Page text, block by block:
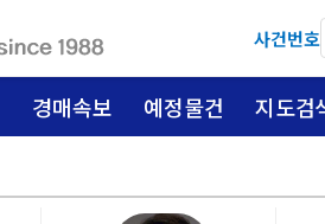
사건번호
경매속보 예정물건 지도검